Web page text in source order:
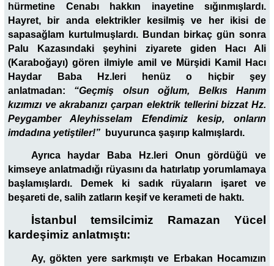
hürmetine Cenabı hakkın inayetine sığınmışlardı.
Hayret, bir anda elektrikler kesilmiş ve her ikisi de
sapasağlam kurtulmuşlardı. Bundan birkaç gün sonra
Palu Kazasındaki şeyhini ziyarete giden Hacı Ali
(Karaboğayı) gören ilmiyle amil ve Mürşidi Kamil Hacı
Haydar Baba Hz.leri henüz o hiçbir şey
anlatmadan: “Geçmiş olsun oğlum, Belkıs Hanım
kızımızı ve akrabanızı çarpan elektrik tellerini bizzat Hz.
Peygamber Aleyhisselam Efendimiz kesip, onların
imdadına yetiştiler!” buyurunca şaşırıp kalmışlardı.
Ayrıca haydar Baba Hz.leri Onun gördüğü ve
kimseye anlatmadığı rüyasını da hatırlatıp yorumlamaya
başlamışlardı. Demek ki sadık rüyaların işaret ve
beşareti de, salih zatların keşif ve kerameti de haktı.
İstanbul temsilcimiz Ramazan Yücel
kardeşimiz anlatmıştı:
Ay, gökten yere sarkmıştı ve Erbakan Hocamızın